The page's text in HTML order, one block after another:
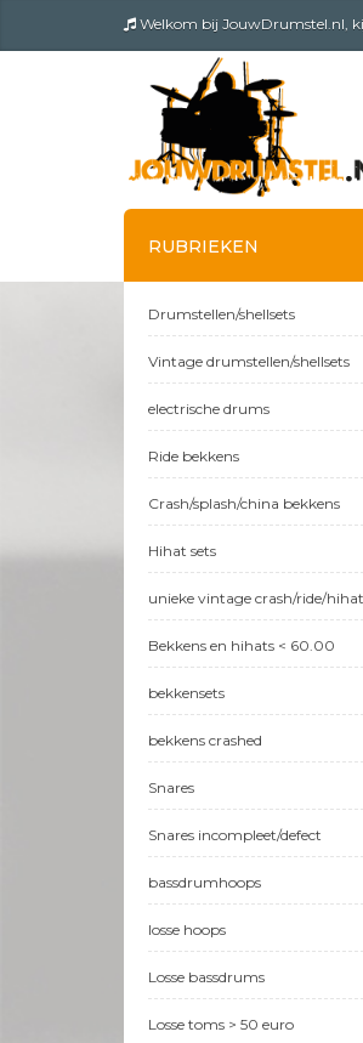
Welkom bij JouwDrumstel.nl,
RUBRIEKEN
Drumstellen/shellsets
Vintage drumstellen/shellsets
electrische drums
Ride bekkens
Crash/splash/china bekkens
Hihat sets
unieke vintage crash/ride/hihat
Bekkens en hihats < 60.00
bekkensets
bekkens crashed
Snares
Snares incompleet/defect
bassdrumhoops
losse hoops
Losse bassdrums
Losse toms > 50 euro